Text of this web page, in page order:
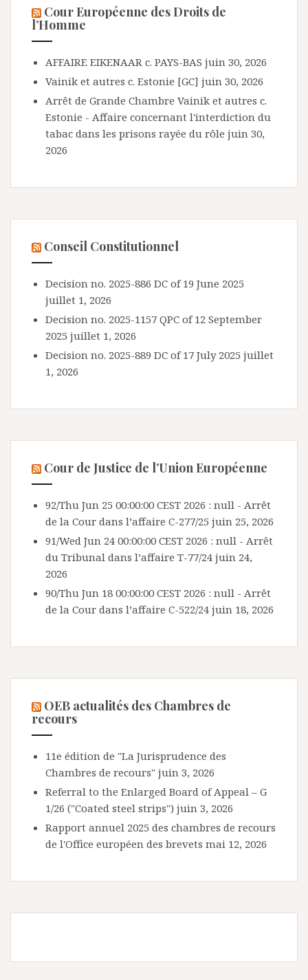
Cour Européenne des Droits de
l’Homme
AFFAIRE EIKENAAR c. PAYS-BAS juin 30, 2026
Vainik et autres c. Estonie [GC] juin 30, 2026
Arrêt de Grande Chambre Vainik et autres c.
Estonie - Affaire concernant l'interdiction du
tabac dans les prisons rayée du rôle juin 30,
2026
Conseil Constitutionnel
Decision no. 2025-886 DC of 19 June 2025
juillet 1, 2026
Decision no. 2025-1157 QPC of 12 September
2025 juillet 1, 2026
Decision no. 2025-889 DC of 17 July 2025 juillet
1, 2026
Cour de Justice de l’Union Européenne
92/Thu Jun 25 00:00:00 CEST 2026 : null - Arrêt
de la Cour dans l’affaire C-277/25 juin 25, 2026
91/Wed Jun 24 00:00:00 CEST 2026 : null - Arrêt
du Tribunal dans l’affaire T-77/24 juin 24,
2026
90/Thu Jun 18 00:00:00 CEST 2026 : null - Arrêt
de la Cour dans l’affaire C-522/24 juin 18, 2026
OEB actualités des Chambres de
recours
11e édition de "La Jurisprudence des
Chambres de recours" juin 3, 2026
Referral to the Enlarged Board of Appeal – G
1/26 ("Coated steel strips") juin 3, 2026
Rapport annuel 2025 des chambres de recours
de l'Office européen des brevets mai 12, 2026